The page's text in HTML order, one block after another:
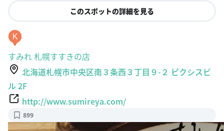
すみれ 札幌すすきの店
ル 2F
http://www.sumireya.com/
899